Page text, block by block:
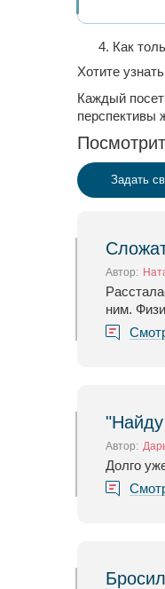
Как
Хотите
Каждый
перспективы
Задать
Автор:
ним.
Автор:
Долго